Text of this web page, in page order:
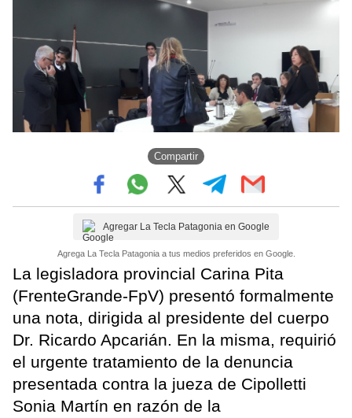
Compartir
Agregar La Tecla Patagonia en Google
Agrega La Tecla Patagonia a tus medios preferidos en Google.
La legisladora provincial Carina Pita
(FrenteGrande-FpV) presentó formalmente
una nota, dirigida al presidente del cuerpo
Dr. Ricardo Apcarián. En la misma, requirió
el urgente tratamiento de la denuncia
presentada contra la jueza de Cipolletti
Sonia Martín en razón de la